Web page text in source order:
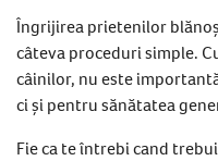
Îngrijirea prietenilor
câteva proceduri simple.
câinilor, nu este
ci și pentru sănătatea
Fie ca te întrebi cand